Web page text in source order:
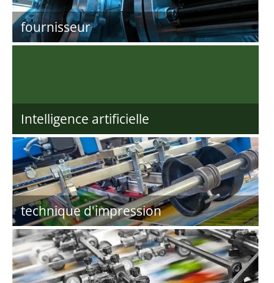
fournisseur
Intelligence artificielle
technique d'impression